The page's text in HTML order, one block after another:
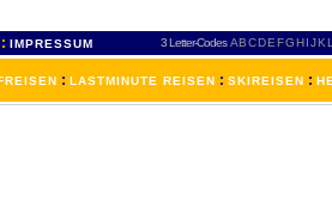
: IMPRESSUM 3 Letter-Codes ABCDEFGH IJKL
: LASTMINUTE REISEN : SKIREISEN :